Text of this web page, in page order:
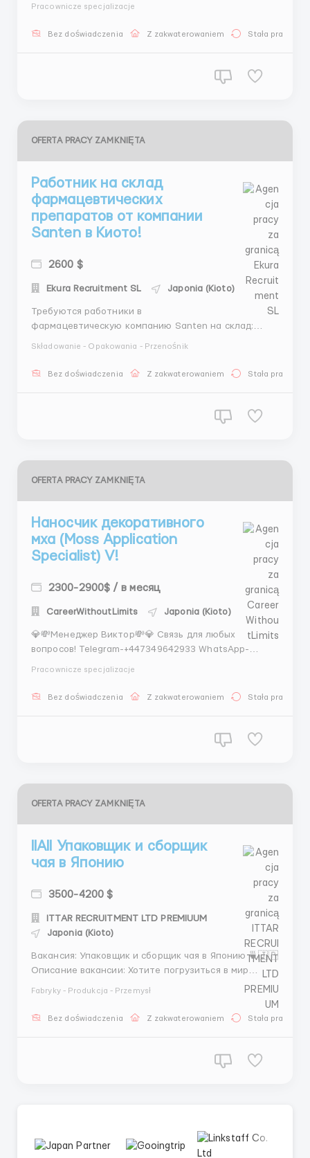
График: 8 часов в день, 5 дней в неделю. Оплата:
Pracownicze specjalizacje
Bez doświadczenia Z zakwaterowaniem Stała praca
OFERTA PRACY ZAMKNIĘTA
Работник на склад
фармацевтических
препаратов от компании
Santen в Киото!
2600 $
Ekura Recruitment SL Japonia (Kioto)
Требуются работники в
фармацевтическую компанию Santen на склад:
Заработная плата: 16.50 $ в час нетто. 2600 $ - 3100
Składowanie - Opakowania - Przenośnik
Bez doświadczenia Z zakwaterowaniem Stała praca
OFERTA PRACY ZAMKNIĘTA
Наносчик декоративного
мха (Moss Application
Specialist) V!
2300-2900$ / в месяц
CareerWithoutLimits Japonia (Kioto)
💎💸Менеджер Виктор💸💎 Связь для любых
вопросов! Telegram-+447349642933 WhatsApp-
году. Мы специализируемся на создании и уходе за
Pracownicze specjalizacje
Bez doświadczenia Z zakwaterowaniem Stała praca
OFERTA PRACY ZAMKNIĘTA
llAll Упаковщик и сборщик
чая в Японию
3500-4200 $
ITTAR RECRUITMENT LTD PREMIUUM
Japonia (Kioto)
Вакансия: Упаковщик и сборщик чая в Японию 🍵🇯🇵
Описание вакансии: Хотите погрузиться в мир
японской культуры и стать частью увлекательного
процесса производства одного из самых известных
чая в мире? Компания Sakura Tea Co. предлагает
Fabryky - Produkcja - Przemysł
Bez doświadczenia Z zakwaterowaniem Stała praca